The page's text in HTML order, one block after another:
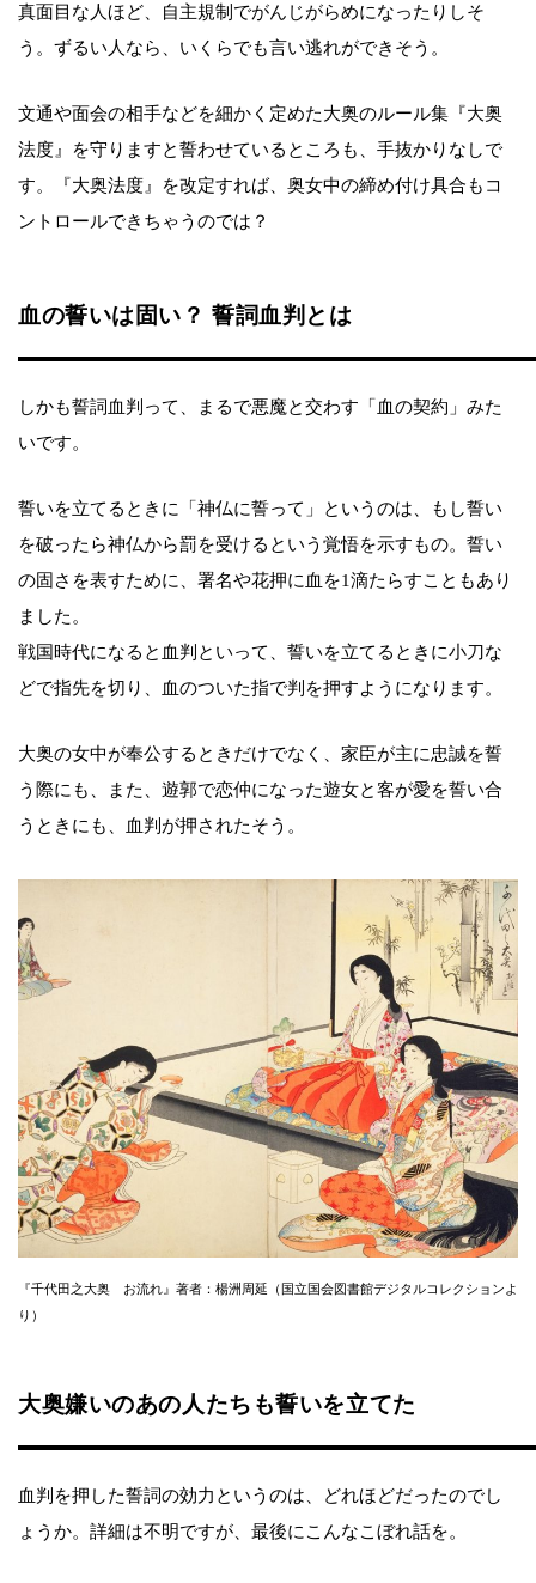
真面目な人ほど、自主規制でがんじがらめになったりしそ
う。ずるい人なら、いくらでも言い逃れができそう。
文通や面会の相手などを細かく定めた大奥のルール集『大奥
法度』を守りますと誓わせているところも、手抜かりなしで
す。『大奥法度』を改定すれば、奥女中の締め付け具合もコ
ントロールできちゃうのでは？
血の誓いは固い？ 誓詞血判とは
しかも誓詞血判って、まるで悪魔と交わす「血の契約」みた
いです。
誓いを立てるときに「神仏に誓って」というのは、もし誓い
を破ったら神仏から罰を受けるという覚悟を示すもの。誓い
の固さを表すために、署名や花押に血を1滴たらすこともあり
ました。
戦国時代になると血判といって、誓いを立てるときに小刀な
どで指先を切り、血のついた指で判を押すようになります。
大奥の女中が奉公するときだけでなく、家臣が主に忠誠を誓
う際にも、また、遊郭で恋仲になった遊女と客が愛を誓い合
うときにも、血判が押されたそう。
『千代田之大奥 お流れ』著者：楊洲周延（国立国会図書館デジタルコレクションよ
り）
大奥嫌いのあの人たちも誓いを立てた
血判を押した誓詞の効力というのは、どれほどだったのでし
ょうか。詳細は不明ですが、最後にこんなこぼれ話を。